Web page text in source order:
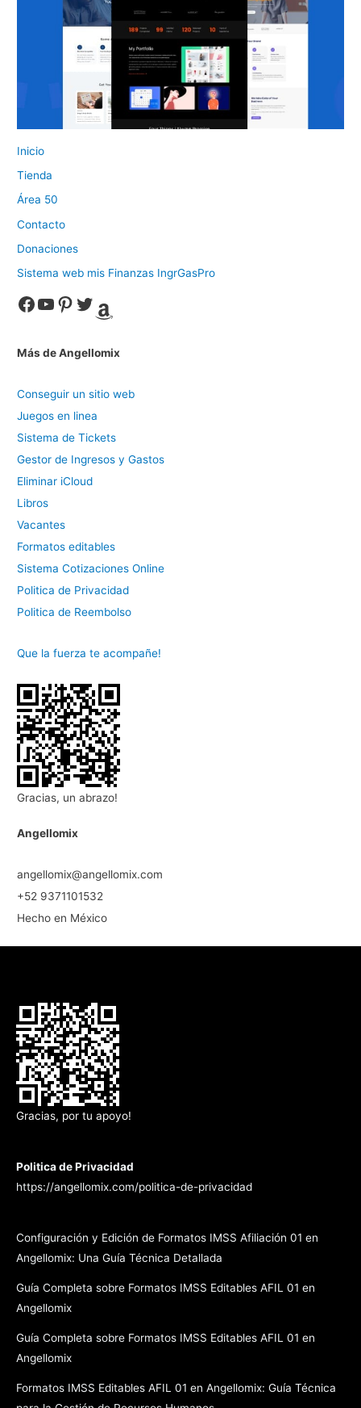
Inicio
Tienda
Área 50
Contacto
Donaciones
Sistema web mis Finanzas IngrGasPro
Facebook YouTube Pinterest Twitter Amazon
Más de Angellomix
Conseguir un sitio web
Juegos en linea
Sistema de Tickets
Gestor de Ingresos y Gastos
Eliminar iCloud
Libros
Vacantes
Formatos editables
Sistema Cotizaciones Online
Politica de Privacidad
Politica de Reembolso
Que la fuerza te acompañe!
Gracias, un abrazo!
Angellomix
angellomix@angellomix.com
+52 9371101532
Hecho en México
Gracias, por tu apoyo!
Politica de Privacidad
https://angellomix.com/politica-de-privacidad
Configuración y Edición de Formatos IMSS Afiliación 01 en
Angellomix: Una Guía Técnica Detallada
Guía Completa sobre Formatos IMSS Editables AFIL 01 en
Angellomix
Guía Completa sobre Formatos IMSS Editables AFIL 01 en
Angellomix
Formatos IMSS Editables AFIL 01 en Angellomix: Guía Técnica